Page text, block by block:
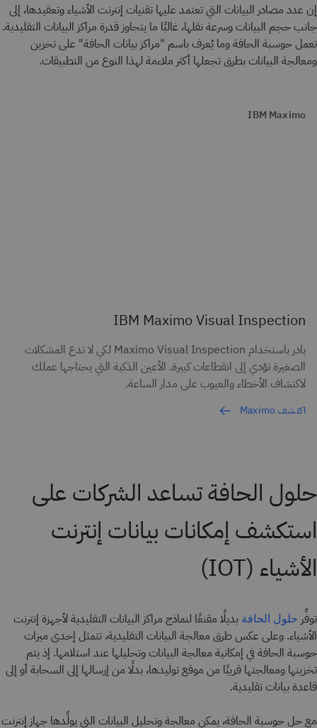
إن عدد مصادر البيانات التي تعتمد عليها تقنيات إنترنت الأشياء وتعقيدها، إلى
جانب حجم البيانات وسرعة نقلها، غالبًا ما يتجاوز قدرة مراكز البيانات التقليدية.
تعمل حوسبة الحافة وما يُعرف باسم "مراكز بيانات الحافة" على تخزين
ومعالجة البيانات بطرق تجعلها أكثر ملاءمة لهذا النوع من التطبيقات.
IBM Maximo
IBM Maximo Visual Inspection
بادر باستخدام Maximo Visual Inspection لكي لا تدع المشكلات
الصغيرة تؤدي إلى انقطاعات كبيرة. الأعين الذكية التي يحتاجها عملك
لاكتشاف الأخطاء والعيوب على مدار الساعة.
اكتشف Maximo
حلول الحافة تساعد الشركات على
استكشف إمكانات بيانات إنترنت
الأشياء (IOT)
توفِّر حلول الحافة بديلًا مقنعًا لنماذج مراكز البيانات التقليدية لأجهزة إنترنت
الأشياء. وعلى عكس طرق معالجة البيانات التقليدية، تتمثل إحدى ميزات
حوسبة الحافة في إمكانية معالجة البيانات وتحليلها عند استلامها. إذ يتم
تخزينها ومعالجتها قريبًا من موقع توليدها، بدلًا من إرسالها إلى السحابة أو إلى
قاعدة بيانات تقليدية.
مع حل حوسبة الحافة، يمكن معالجة وتحليل البيانات التي يولِّدها جهاز إنترنت